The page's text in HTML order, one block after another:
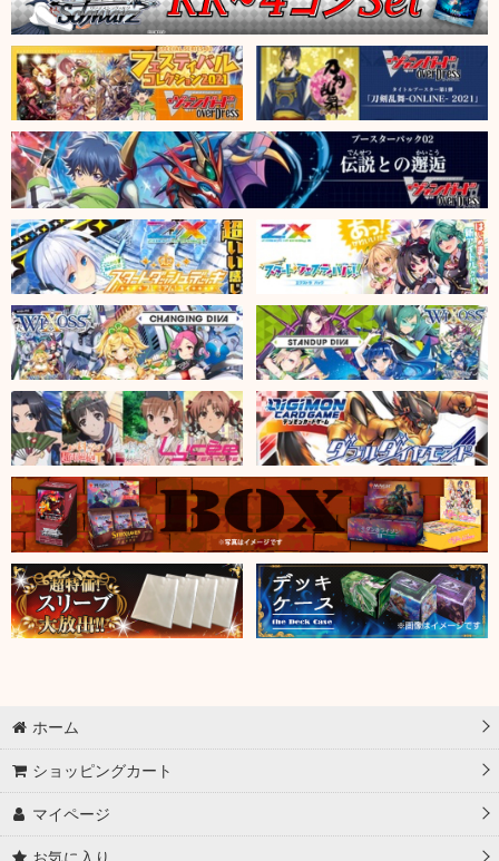
ホーム
ショッピングカート
マイページ
お気に入り